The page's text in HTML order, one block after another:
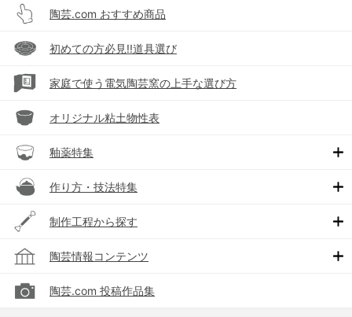
陶芸.com おすすめ商品
初めての方必見!!道具選び
家庭で使う電気陶芸窯の上手な選び方
オリジナル粘土物性表
釉薬特集
作り方・技法特集
制作工程から探す
陶芸情報コンテンツ
陶芸.com 投稿作品集